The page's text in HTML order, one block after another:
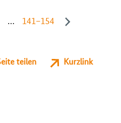
… 141−154
teilen Kurzlink